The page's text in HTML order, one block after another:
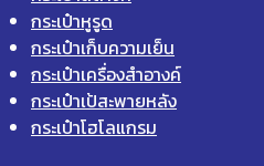
กระเป๋าหูรูด
กระเป๋าเก็บความเย็น
กระเป๋าเครื่องสำอางค์
กระเป๋าเป้สะพายหลัง
กระเป๋าโฮโลแกรม